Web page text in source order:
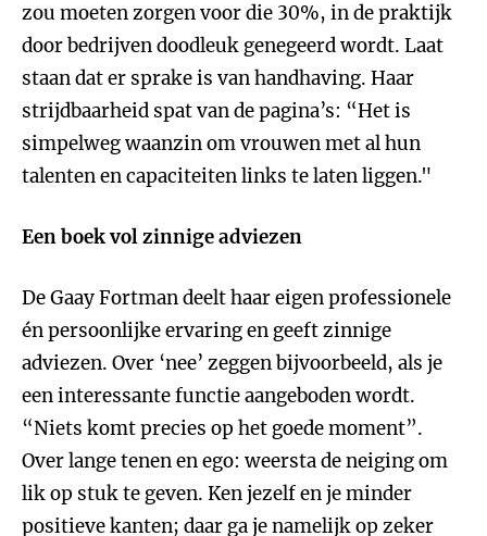
zou moeten zorgen voor die 30%, in de praktijk
door bedrijven doodleuk genegeerd wordt. Laat
staan dat er sprake is van handhaving. Haar
strijdbaarheid spat van de pagina’s: “Het is
simpelweg waanzin om vrouwen met al hun
talenten en capaciteiten links te laten liggen."
Een boek vol zinnige adviezen
De Gaay Fortman deelt haar eigen professionele
én persoonlijke ervaring en geeft zinnige
adviezen. Over ‘nee’ zeggen bijvoorbeeld, als je
een interessante functie aangeboden wordt.
“Niets komt precies op het goede moment”.
Over lange tenen en ego: weersta de neiging om
lik op stuk te geven. Ken jezelf en je minder
positieve kanten; daar ga je namelijk op zeker